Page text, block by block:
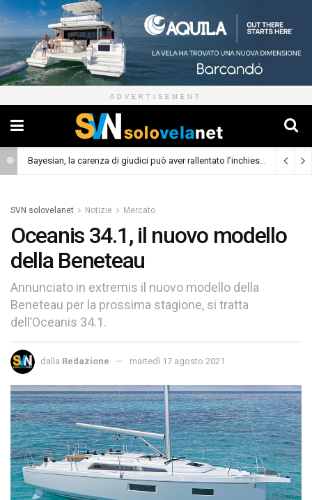
ADVERTISEMENT
Bayesian, la carenza di giudici può aver rallentato l’inchiesta (Cronaca)
SVN solovelanet Notizie Mercato
Oceanis 34.1, il nuovo modello
della Beneteau
Annunciato in extremis il nuovo modello della
Beneteau per la prossima stagione, si tratta
dell’Oceanis 34.1.
dalla Redazione martedì 17 agosto 2021